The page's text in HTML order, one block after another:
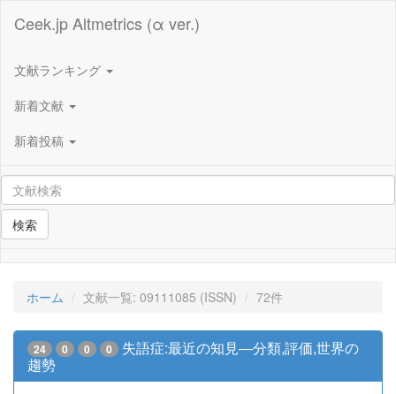
Ceek.jp Altmetrics (α ver.)
文献ランキング
新着文献
新着投稿
検索
ホーム 文献一覧: 09111085 (ISSN) 72件
24 0 0 0
失語症:最近の知見―分類,評価,世界の
趨勢